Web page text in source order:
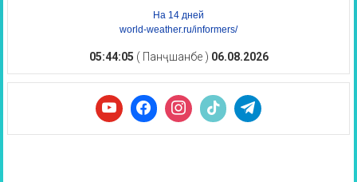
На 14 дней
world-weather.ru/informers/
05:44:05 ( Панҷшанбе ) 06.08.2026